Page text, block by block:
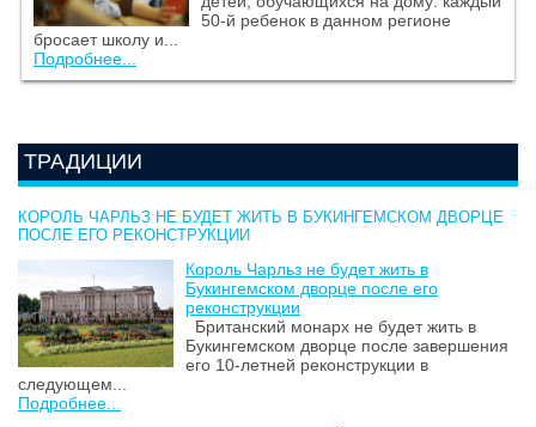
50-й ребенок в данном регионе
бросает школу и...
Подробнее...
ТРАДИЦИИ
КОРОЛЬ ЧАРЛЬЗ НЕ БУДЕТ ЖИТЬ В БУКИНГЕМСКОМ ДВОРЦЕ
ПОСЛЕ ЕГО РЕКОНСТРУКЦИИ
Король Чарльз не будет жить в
Букингемском дворце после его
реконструкции
Британский монарх не будет жить в
Букингемском дворце после завершения
его 10-летней реконструкции в
следующем...
Подробнее...